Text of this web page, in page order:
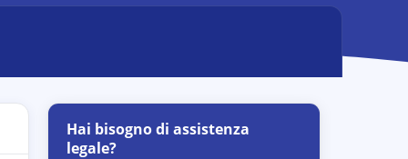
Hai bisogno di assistenza
legale?